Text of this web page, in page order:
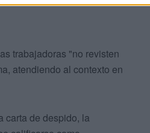
trabajadoras "no revisten
atendiendo al contexto en
carta de despido, la